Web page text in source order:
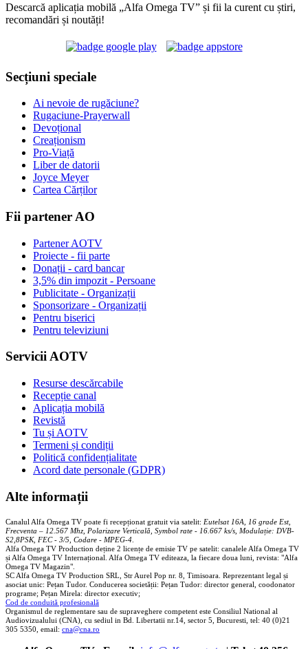
Descarcă aplicația mobilă „Alfa Omega TV” și fii la curent cu știri,
recomandări și noutăți!
Secțiuni speciale
Ai nevoie de rugăciune?
Rugaciune-Prayerwall
Devoțional
Creaționism
Pro-Viață
Liber de datorii
Joyce Meyer
Cartea Cărților
Fii partener AO
Partener AOTV
Proiecte - fii parte
Donații - card bancar
3,5% din impozit - Persoane
Publicitate - Organizații
Sponsorizare - Organizații
Pentru biserici
Pentru televiziuni
Servicii AOTV
Resurse descărcabile
Recepție canal
Aplicația mobilă
Revistă
Tu și AOTV
Termeni și condiții
Politică confidențialitate
Acord date personale (GDPR)
Alte informații
Canalul Alfa Omega TV poate fi recepționat gratuit via satelit: Eutelsat 16A, 16 grade Est,
Frecventa – 12.567 Mhz, Polarizare Verticală, Symbol rate - 16.667 ks/s, Modulație: DVB-
S2,8PSK, FEC - 3/5, Codare - MPEG-4
Alfa Omega TV Production deține 2 licențe de emisie TV pe satelit: canalele Alfa Omega TV
și Alfa Omega TV Internațional. Alfa Omega TV editeaza, la fiecare doua luni, revista: "Alfa
Omega TV Magazin".
SC Alfa Omega TV Production SRL, Str Aurel Pop nr. 8, Timisoara. Reprezentant legal și
asociat unic: Pețan Tudor. Conducerea societății: Pețan Tudor: director general, coodonator
programe; Pețan Mirela: director executiv;
Cod de conduită profesională
Organismul de reglementare sau de supraveghere competent este Consiliul National al
Audiovizualului (CNA), cu sediul in Bd. Libertatii nr.14, sector 5, Bucuresti, tel: 40 (0)21
305 5350, email: cna@cna.ro